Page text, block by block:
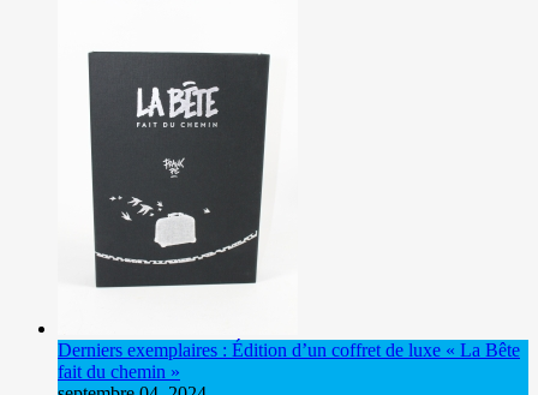
Derniers exemplaires : Édition d’un coffret de luxe « La Bête
fait du chemin »